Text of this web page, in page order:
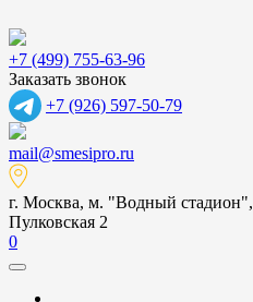
+7 (499) 755-63-96
Заказать звонок
+7 (926) 597-50-79
mail@smesipro.ru
г. Москва, м. "Водный стадион",
Пулковская 2
0